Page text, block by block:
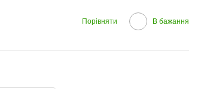
Порівняти В бажання